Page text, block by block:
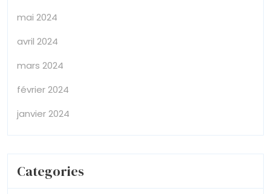
mai 2024
avril 2024
mars 2024
février 2024
janvier 2024
Categories